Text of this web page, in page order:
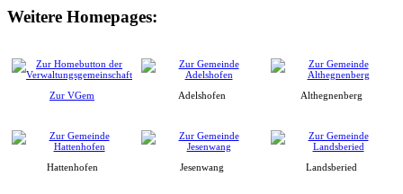
Weitere Homepages:
Zur VGem Adelshofen Althegnenberg
Hattenhofen Jesenwang Landsberied